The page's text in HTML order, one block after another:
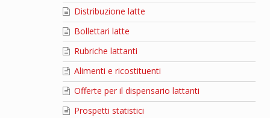
Distribuzione latte
Bollettari latte
Rubriche lattanti
Alimenti e ricostituenti
Offerte per il dispensario lattanti
Prospetti statistici